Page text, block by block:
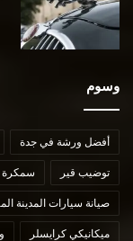
وسوم
أفضل ورشة في جدة
توضيب قير سمكرة
صيانة سيارات المدينة
ميكانيكي كرايسلر